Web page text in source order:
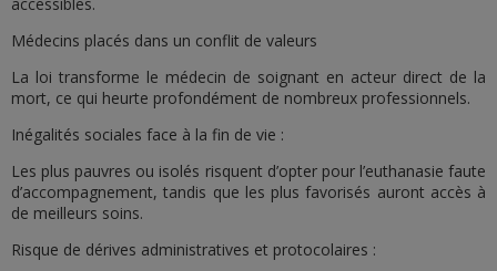
Médecins placés dans un conflit de valeurs
La loi transforme le médecin de soignant en acteur direct de la
mort, ce qui heurte profondément de nombreux professionnels.
Inégalités sociales face à la fin de vie :
Les plus pauvres ou isolés risquent d’opter pour l’euthanasie faute
d’accompagnement, tandis que les plus favorisés auront accès à
de meilleurs soins.
Risque de dérives administratives et protocolaires :